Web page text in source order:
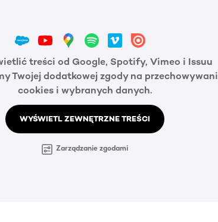
treści od Google, Spotify, Vimeo i Issuu
Twojej dodatkowej zgody na
cookies i wybranych danych.
WYŚWIETL ZEWNĘTRZNE TREŚCI
Zarządzanie zgodami